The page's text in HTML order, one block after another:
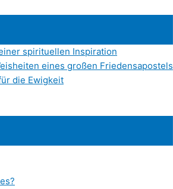
spirituellen Inspiration
eines großen Friedensapostels
die Ewigkeit